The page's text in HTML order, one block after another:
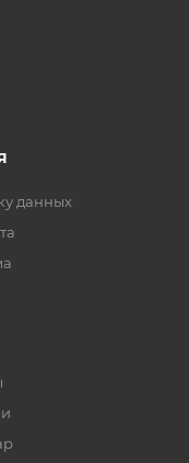
данных